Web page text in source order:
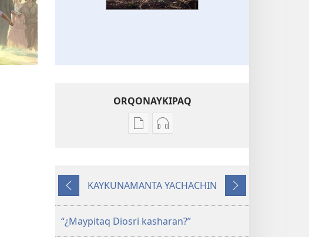
ORQONAYKIPAQ
Kaypi
¿Munakusunkichu
Kaypin
QHAWAQ
¿Munakusunkichu
Dios?
Kutiy
KAYKUNAMANTA YACHACHIN
Qatimuq
“¿Maypitaq Diosri kasharan?”